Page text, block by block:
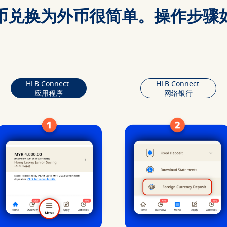
兑换为外币很简单。操作步骤
HLB Connect
应用程序
HLB Connect
网络银行